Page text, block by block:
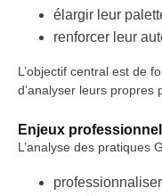
élargir leur
renforcer leur
L’objectif central est de
d’analyser leurs propres
Enjeux
L’analyse des pratiques